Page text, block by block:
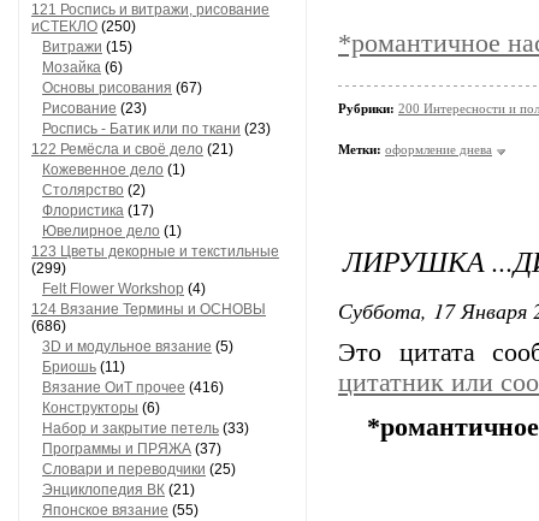
121 Роспись и витражи, рисование
иСТЕКЛО (250)
Витражи (15)
Мозайка (6)
Основы рисования (67)
Рисование (23)
Роспись - Батик или по ткани (23)
122 Ремёсла и своё дело (21)
Кожевенное дело (1)
Столярство (2)
Флористика (17)
Ювелирное дело (1)
123 Цветы декорные и текстильные
(299)
Felt Flower Workshop (4)
124 Вязание Термины и ОСНОВЫ
(686)
3D и модульное вязание (5)
Бриошь (11)
Вязание ОиТ прочее (416)
Конструкторы (6)
Набор и закрытие петель (33)
Программы и ПРЯЖА (37)
Словари и переводчики (25)
Энциклопедия ВК (21)
Японское вязание (55)
*романтичное
Рубрики: 200 Интересности и
Метки: оформление днева
ЛИРУШКА
Суббота, 17 Января
Это цитата
цитатник или